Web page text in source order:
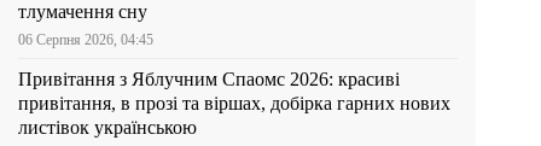
тлумачення сну
06 Серпня 2026, 04:45
Привітання з Яблучним Спаомс 2026: красиві
привітання, в прозі та віршах, добірка гарних нових
листівок українською